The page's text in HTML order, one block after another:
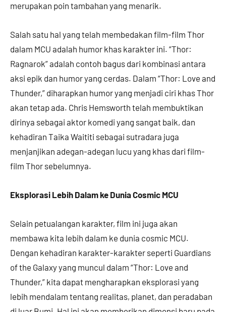
merupakan poin tambahan yang menarik.
Salah satu hal yang telah membedakan film-film Thor
dalam MCU adalah humor khas karakter ini. “Thor:
Ragnarok” adalah contoh bagus dari kombinasi antara
aksi epik dan humor yang cerdas. Dalam “Thor: Love and
Thunder,” diharapkan humor yang menjadi ciri khas Thor
akan tetap ada. Chris Hemsworth telah membuktikan
dirinya sebagai aktor komedi yang sangat baik, dan
kehadiran Taika Waititi sebagai sutradara juga
menjanjikan adegan-adegan lucu yang khas dari film-
film Thor sebelumnya.
Eksplorasi Lebih Dalam ke Dunia Cosmic MCU
Selain petualangan karakter, film ini juga akan
membawa kita lebih dalam ke dunia cosmic MCU.
Dengan kehadiran karakter-karakter seperti Guardians
of the Galaxy yang muncul dalam “Thor: Love and
Thunder,” kita dapat mengharapkan eksplorasi yang
lebih mendalam tentang realitas, planet, dan peradaban